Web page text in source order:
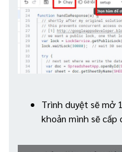
Trình duyệt sẽ mở
khoản mình sẽ cấp